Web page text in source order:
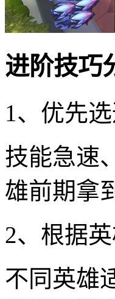
进阶技巧
1、优先选
技能急速
雄前期拿
2、根据英
不同英雄